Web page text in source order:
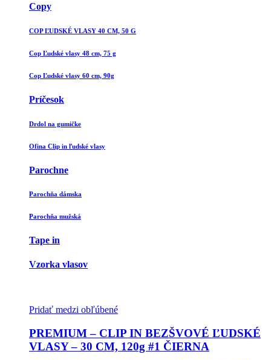
Copy
COP ĽUDSKÉ VLASY 40 CM, 50 G
Cop Ľudské vlasy 48 cm, 75 g
Cop Ľudské vlasy 60 cm, 90g
Príčesok
Drdol na gumičke
Ofina Clip in ľudské vlasy
Parochne
Parochňa dámska
Parochňa mužská
Tape in
Vzorka vlasov
Pridať medzi obľúbené
PREMIUM – CLIP IN BEZŠVOVÉ ĽUDSKÉ
VLASY – 30 CM, 120g #1 ČIERNA